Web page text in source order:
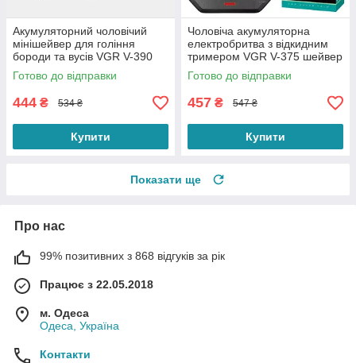
Акумуляторний чоловічий
мінішейвер для гоління
бороди та вусів VGR V-390
для ідеальної гладкості Black
Готово до відправки
444 ₴ 534 ₴
Купити
Чоловіча акумуляторна
електробритва з відкидним
тримером VGR V-375 шейвер
для гоління бороди та вусів
Готово до відправки
457 ₴ 547 ₴
Купити
Показати ще
Про нас
99% позитивних з 868 відгуків за рік
Працює з 22.05.2018
м. Одеса
Одеса, Україна
Контакти